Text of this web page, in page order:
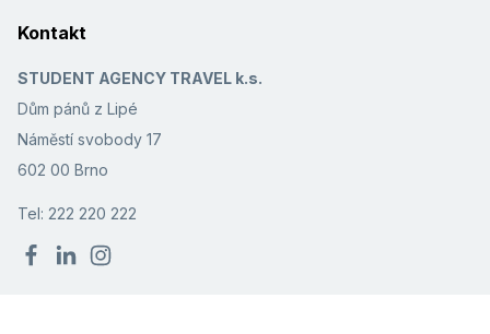
Kontakt
STUDENT AGENCY TRAVEL k.s.
Dům pánů z Lipé
Náměstí svobody 17
602 00 Brno
Tel: 222 220 222